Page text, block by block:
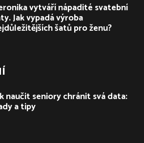
vytváří nápadité svatební
Jak vypadá výroba
šatů pro ženu?
naučit seniory chránit svá data:
a tipy